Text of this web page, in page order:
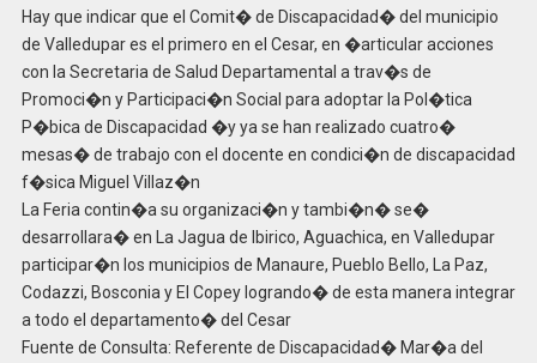
Hay que indicar que el Comit� de Discapacidad� del municipio
de Valledupar es el primero en el Cesar, en �articular acciones
con la Secretaria de Salud Departamental a trav�s de
Promoci�n y Participaci�n Social para adoptar la Pol�tica
P�bica de Discapacidad �y ya se han realizado cuatro�
mesas� de trabajo con el docente en condici�n de discapacidad
f�sica Miguel Villaz�n
La Feria contin�a su organizaci�n y tambi�n� se�
desarrollara� en La Jagua de Ibirico, Aguachica, en Valledupar
participar�n los municipios de Manaure, Pueblo Bello, La Paz,
Codazzi, Bosconia y El Copey logrando� de esta manera integrar
a todo el departamento� del Cesar
Fuente de Consulta: Referente de Discapacidad� Mar�a del